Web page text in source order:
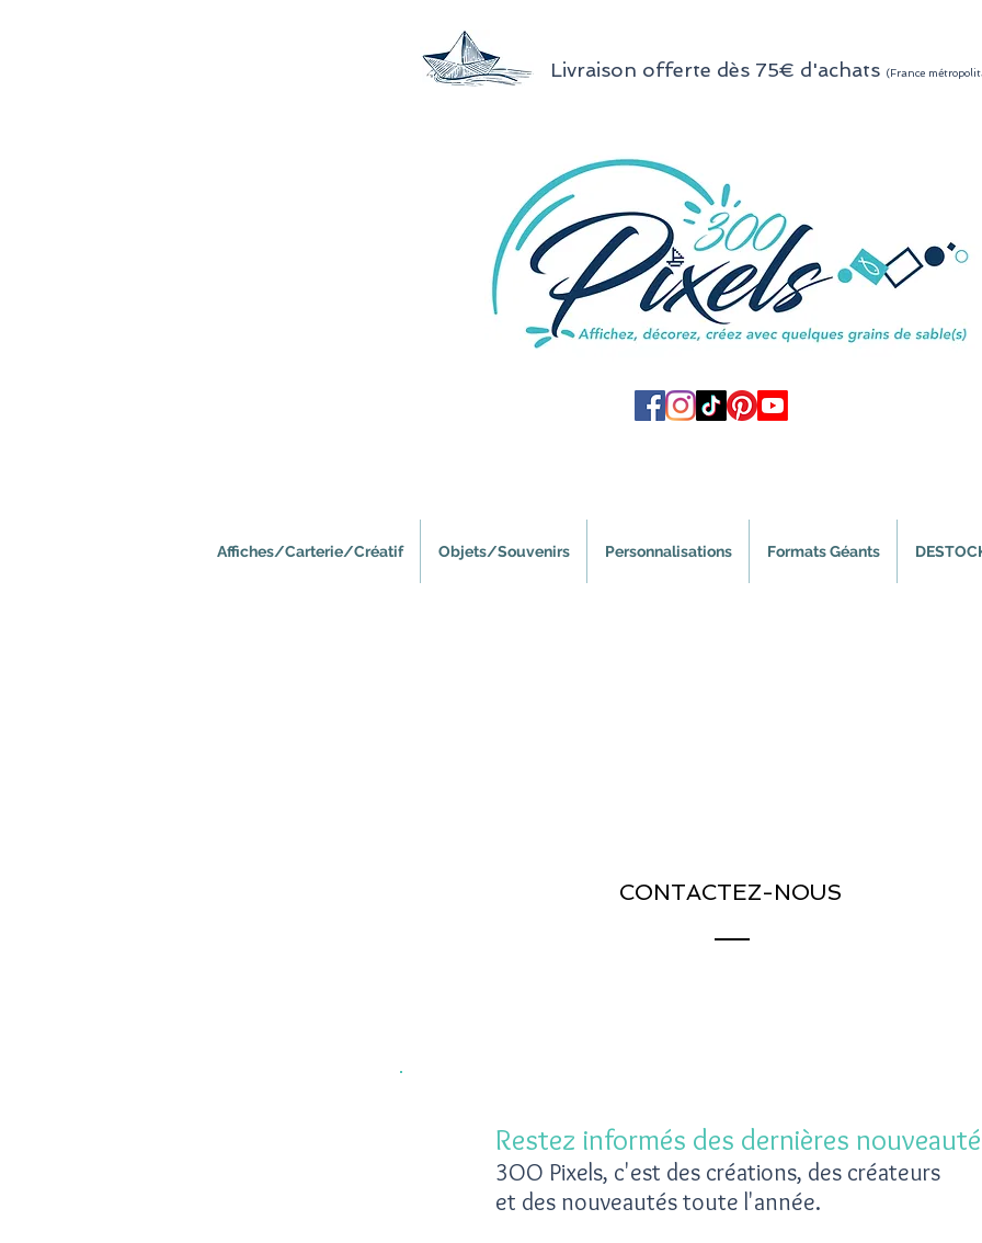
Livraison offerte dès 75€ d'achats (France
Affiches/Carterie/Créatif Objets/Souvenirs Personnalisations Formats Géants
CONTACTEZ-NOUS
Restez informés des dernières
3OO Pixels, c'est des créations, des créateurs
et des nouveautés toute l'année.